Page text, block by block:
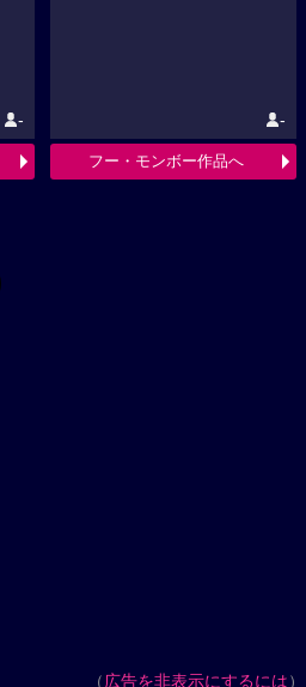
- -
フー・モンボー作品へ
（広告を非表示にするには）